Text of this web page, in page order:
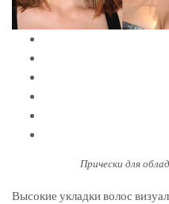
Прически для
Высокие укладки волос